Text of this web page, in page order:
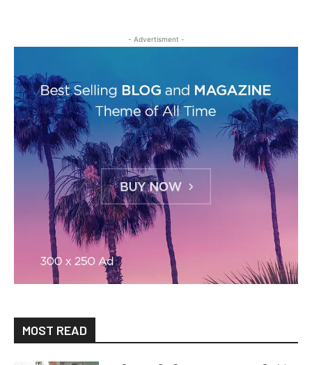
- Advertisment -
MOST READ